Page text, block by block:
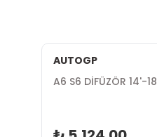
AUTOGP
A6 S6 DİFÜZÖR 14'-18